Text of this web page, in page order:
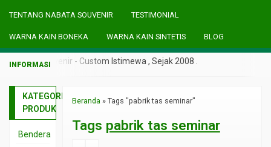
TENTANG NABATA SOUVENIR TESTIMONIAL
WARNA KAIN BONEKA WARNA KAIN SINTETIS BLOG
Nabata Souvenir - Custom Istimewa , Sejak 2008 .
Beranda» Tags "pabrik tas seminar"
Tags pabrik tas seminar
KATEGORI
PRODUK
Bendera